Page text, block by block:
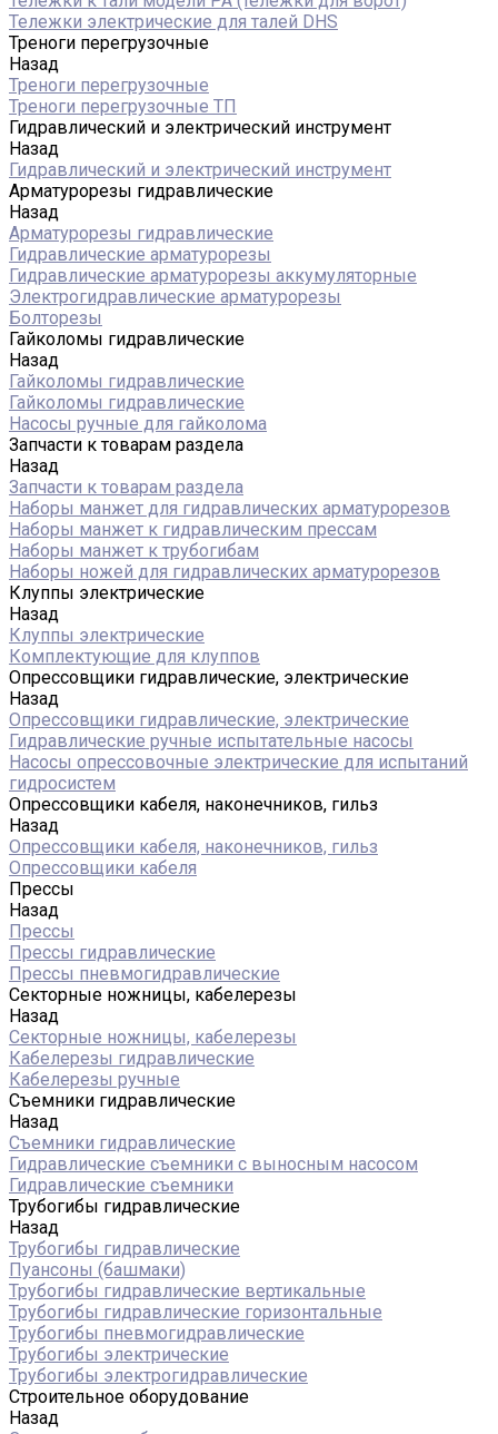
Тележки электрические для талей DHS
Треноги перегрузочные
Назад
Треноги перегрузочные
Треноги перегрузочные ТП
Гидравлический и электрический инструмент
Назад
Гидравлический и электрический инструмент
Арматурорезы гидравлические
Назад
Арматурорезы гидравлические
Гидравлические арматурорезы
Гидравлические арматурорезы аккумуляторные
Электрогидравлические арматурорезы
Болторезы
Гайколомы гидравлические
Назад
Гайколомы гидравлические
Гайколомы гидравлические
Насосы ручные для гайколома
Запчасти к товарам раздела
Назад
Запчасти к товарам раздела
Наборы манжет для гидравлических арматурорезов
Наборы манжет к гидравлическим прессам
Наборы манжет к трубогибам
Наборы ножей для гидравлических арматурорезов
Клуппы электрические
Назад
Клуппы электрические
Комплектующие для клуппов
Опрессовщики гидравлические, электрические
Назад
Опрессовщики гидравлические, электрические
Гидравлические ручные испытательные насосы
Насосы опрессовочные электрические для испытаний
гидросистем
Опрессовщики кабеля, наконечников, гильз
Назад
Опрессовщики кабеля, наконечников, гильз
Опрессовщики кабеля
Прессы
Назад
Прессы
Прессы гидравлические
Прессы пневмогидравлические
Секторные ножницы, кабелерезы
Назад
Секторные ножницы, кабелерезы
Кабелерезы гидравлические
Кабелерезы ручные
Съемники гидравлические
Назад
Съемники гидравлические
Гидравлические cъемники с выносным насосом
Гидравлические съемники
Трубогибы гидравлические
Назад
Трубогибы гидравлические
Пуансоны (башмаки)
Трубогибы гидравлические вертикальные
Трубогибы гидравлические горизонтальные
Трубогибы пневмогидравлические
Трубогибы электрические
Трубогибы электрогидравлические
Строительное оборудование
Назад